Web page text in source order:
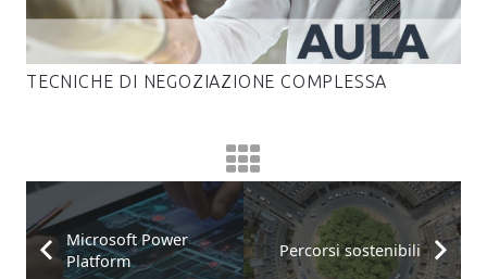
TECNICHE DI NEGOZIAZIONE COMPLESSA
Microsoft Power
Platform
Percorsi sostenibili